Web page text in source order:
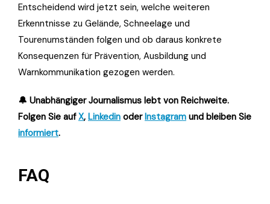
Entscheidend wird jetzt sein, welche weiteren
Erkenntnisse zu Gelände, Schneelage und
Tourenumständen folgen und ob daraus konkrete
Konsequenzen für Prävention, Ausbildung und
Warnkommunikation gezogen werden.
🔔 Unabhängiger Journalismus lebt von Reichweite.
Folgen Sie aufX, Linkedin oderInstagram und bleiben Sie
informiert.
FAQ